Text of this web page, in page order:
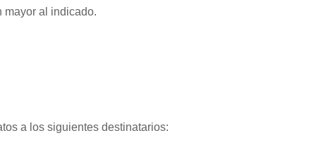
mayor al indicado.
a los siguientes destinatarios: